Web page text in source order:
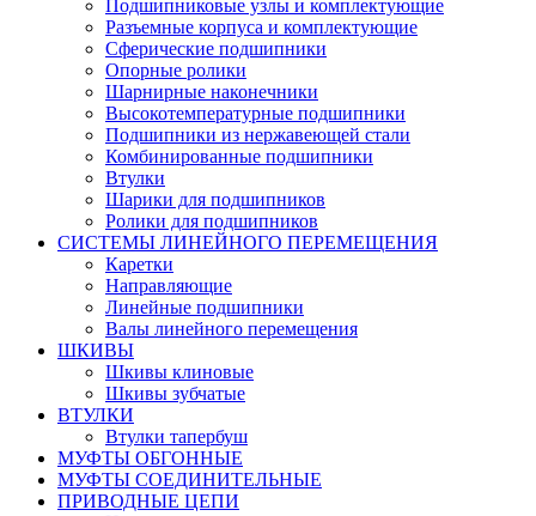
Подшипниковые узлы и комплектующие
Разъемные корпуса и комплектующие
Сферические подшипники
Опорные ролики
Шарнирные наконечники
Высокотемпературные подшипники
Подшипники из нержавеющей стали
Комбинированные подшипники
Втулки
Шарики для подшипников
Ролики для подшипников
СИСТЕМЫ ЛИНЕЙНОГО ПЕРЕМЕЩЕНИЯ
Каретки
Направляющие
Линейные подшипники
Валы линейного перемещения
ШКИВЫ
Шкивы клиновые
Шкивы зубчатые
ВТУЛКИ
Втулки тапербуш
МУФТЫ ОБГОННЫЕ
МУФТЫ СОЕДИНИТЕЛЬНЫЕ
ПРИВОДНЫЕ ЦЕПИ